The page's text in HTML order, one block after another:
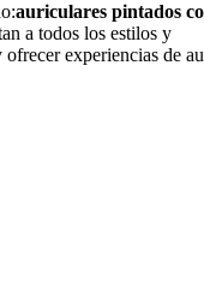
auriculares pintados
a todos los estilos y
ofrecer experiencias de